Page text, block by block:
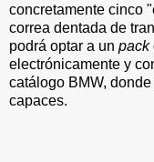
concretamente cinco
correa dentada de
podrá optar a un pack
electrónicamente y
catálogo BMW,
capaces.